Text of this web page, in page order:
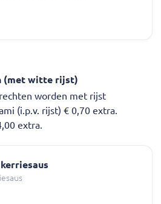
(met witte rijst)
worden met rijst
(i.p.v. rijst) € 0,70 extra.
extra.